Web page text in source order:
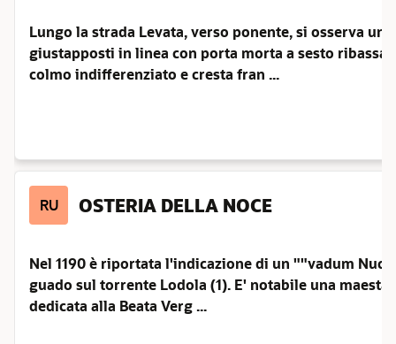
Lungo la strada Levata, verso ponente, si osserva
giustapposti in linea con porta morta a sesto
colmo indifferenziato e cresta fran ...
RU OSTERIA DELLA NOCE
Nel 1190 è riportata l'indicazione di un ""vadum
guado sul torrente Lodola (1). E' notabile una
dedicata alla Beata Verg ...